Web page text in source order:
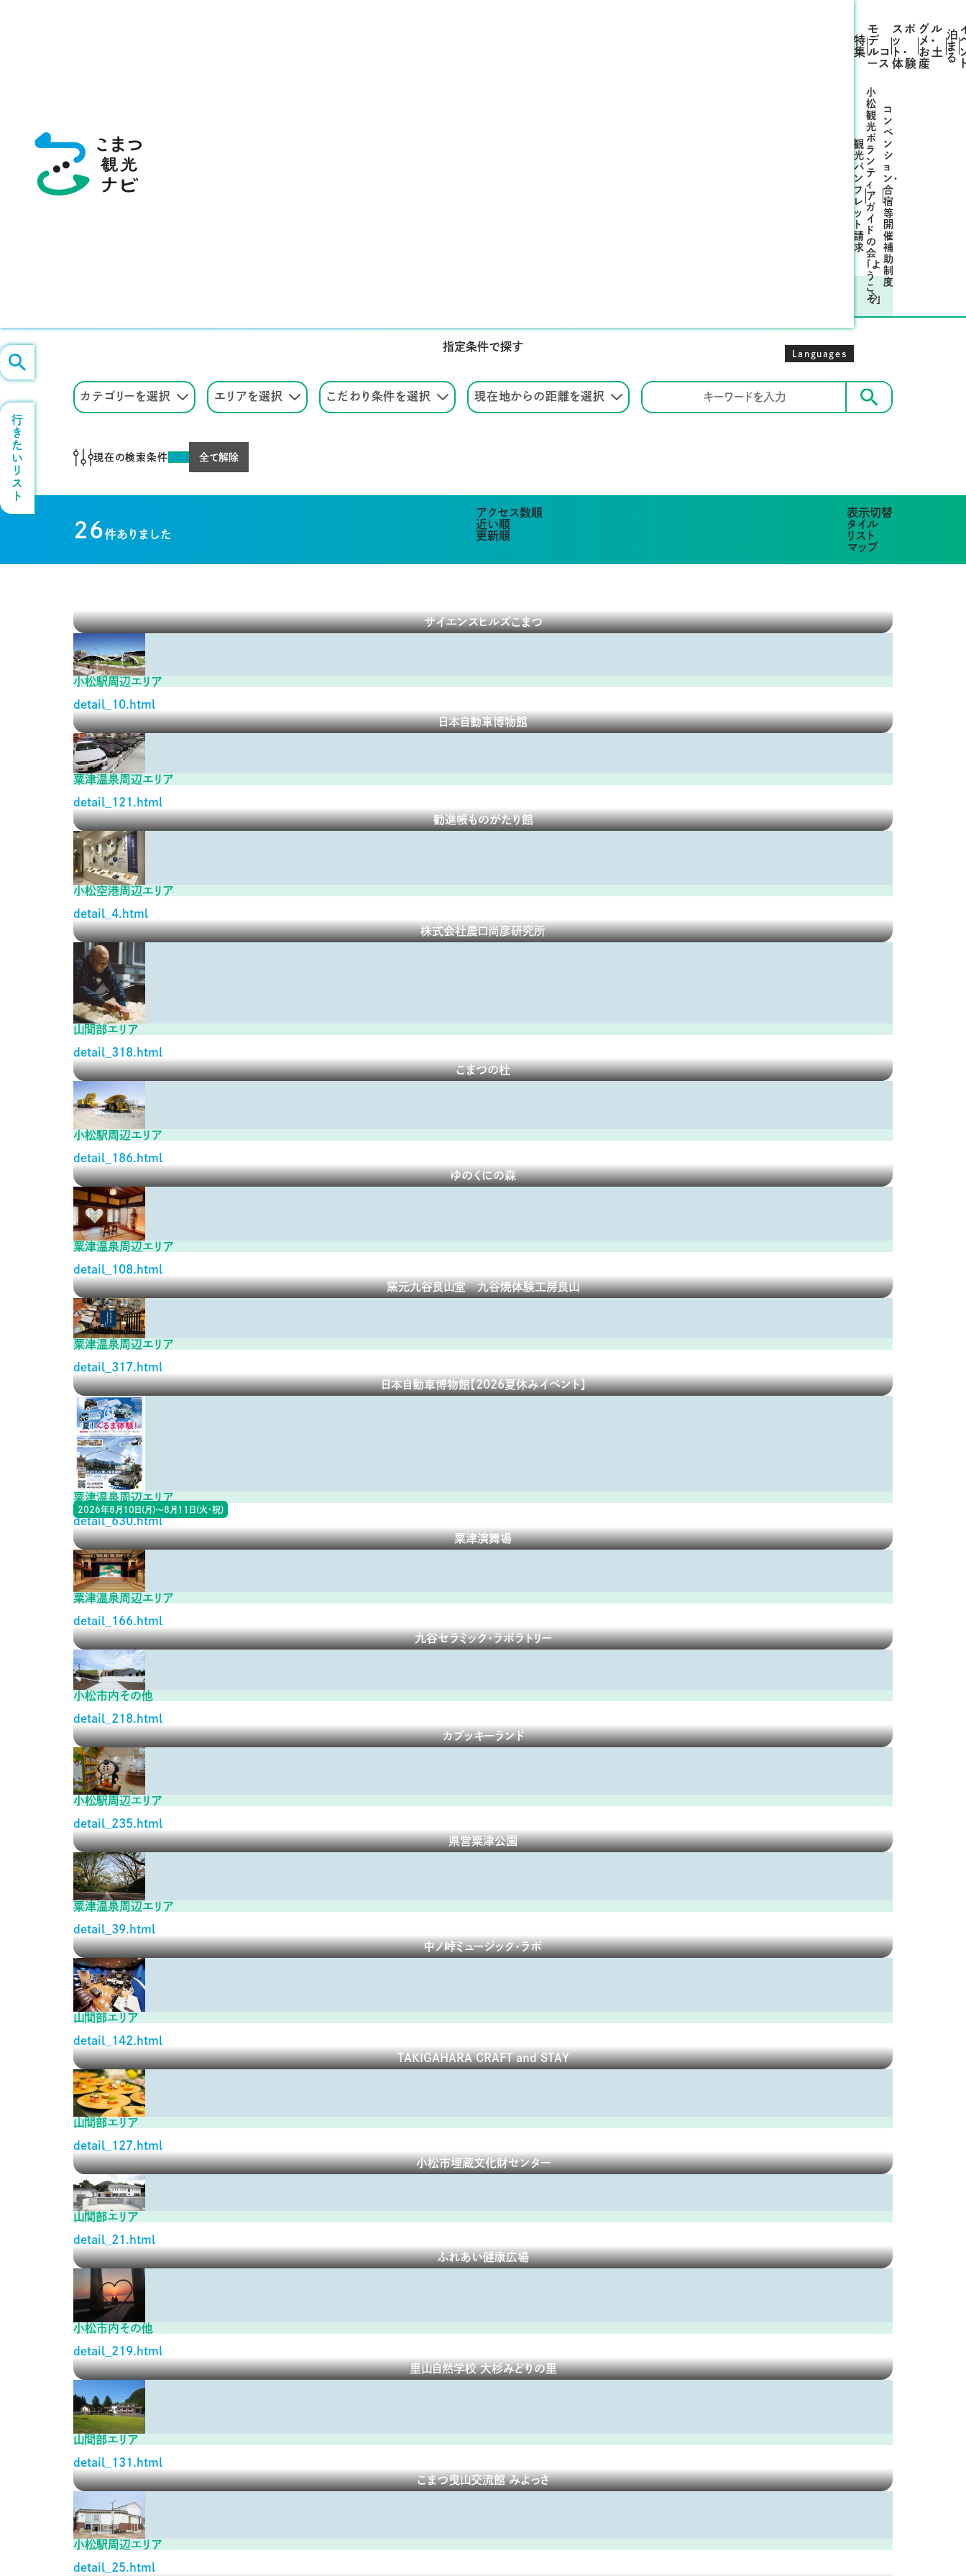
特
集
モ
デ
ルコ
ース
スポ
ッ
ト・
体験
グル
メ・
お土
産
泊
ま
る
観
光
パ
ン
フ
レ
ッ
ト
請
求
小
松
観
光
ボ
ラ
ン
テ
ィ
ア
ガ
イ
ド
の
会
「よ
う
こ
そ」
コ
ン
ベ
ン
シ
ョ
ン・
合
宿
等
開
催
補
助
制
度
行きたいリスト
Languages
指定条件で探す
カテゴリーを選択 エリアを選択 こだわり条件を選択 現在地からの距離を選択 検索
現在の検索条件体験 全て解除
26件ありました
アクセス数順
近い順
更新順
表示切替
タイル
リスト
マップ
サイエンスヒルズこまつ
小松駅周辺エリア
detail_10.html
日本自動車博物館
粟津温泉周辺エリア
detail_121.html
勧進帳ものがたり館
小松空港周辺エリア
detail_4.html
株式会社農口尚彦研究所
山間部エリア
detail_318.html
こまつの杜
小松駅周辺エリア
detail_186.html
ゆのくにの森
粟津温泉周辺エリア
detail_108.html
窯元九谷良山堂 九谷焼体験工房良山
粟津温泉周辺エリア
detail_317.html
日本自動車博物館【2026夏休みイベント】
粟津温泉周辺エリア
2026年8月10日(月)～8月11日(火・祝)
detail_630.html
粟津演舞場
粟津温泉周辺エリア
detail_166.html
九谷セラミック・ラボラトリー
小松市内その他
detail_218.html
カブッキーランド
小松駅周辺エリア
detail_235.html
県営粟津公園
粟津温泉周辺エリア
detail_39.html
中ノ峠ミュージック・ラボ
山間部エリア
detail_142.html
TAKIGAHARA CRAFT and STAY
山間部エリア
detail_127.html
小松市埋蔵文化財センター
山間部エリア
detail_21.html
ふれあい健康広場
小松市内その他
detail_219.html
里山自然学校 大杉みどりの里
山間部エリア
detail_131.html
こまつ曳山交流館 みよっさ
小松駅周辺エリア
detail_25.html